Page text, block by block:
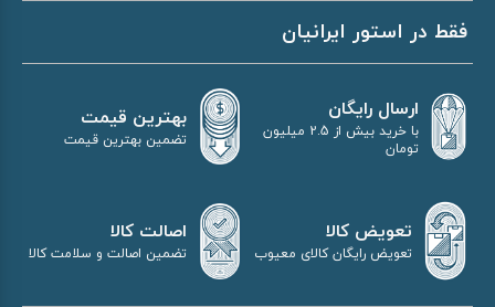
فقط در استور ایرانیان
ارسال رایگان
با خرید بیش از 2.5 میلیون
تومان
بهترین قیمت
تضمین بهترین قیمت
تعویض کالا
تعویض رایگان کالای معیوب
اصالت کالا
تضمین اصالت و سلامت کالا